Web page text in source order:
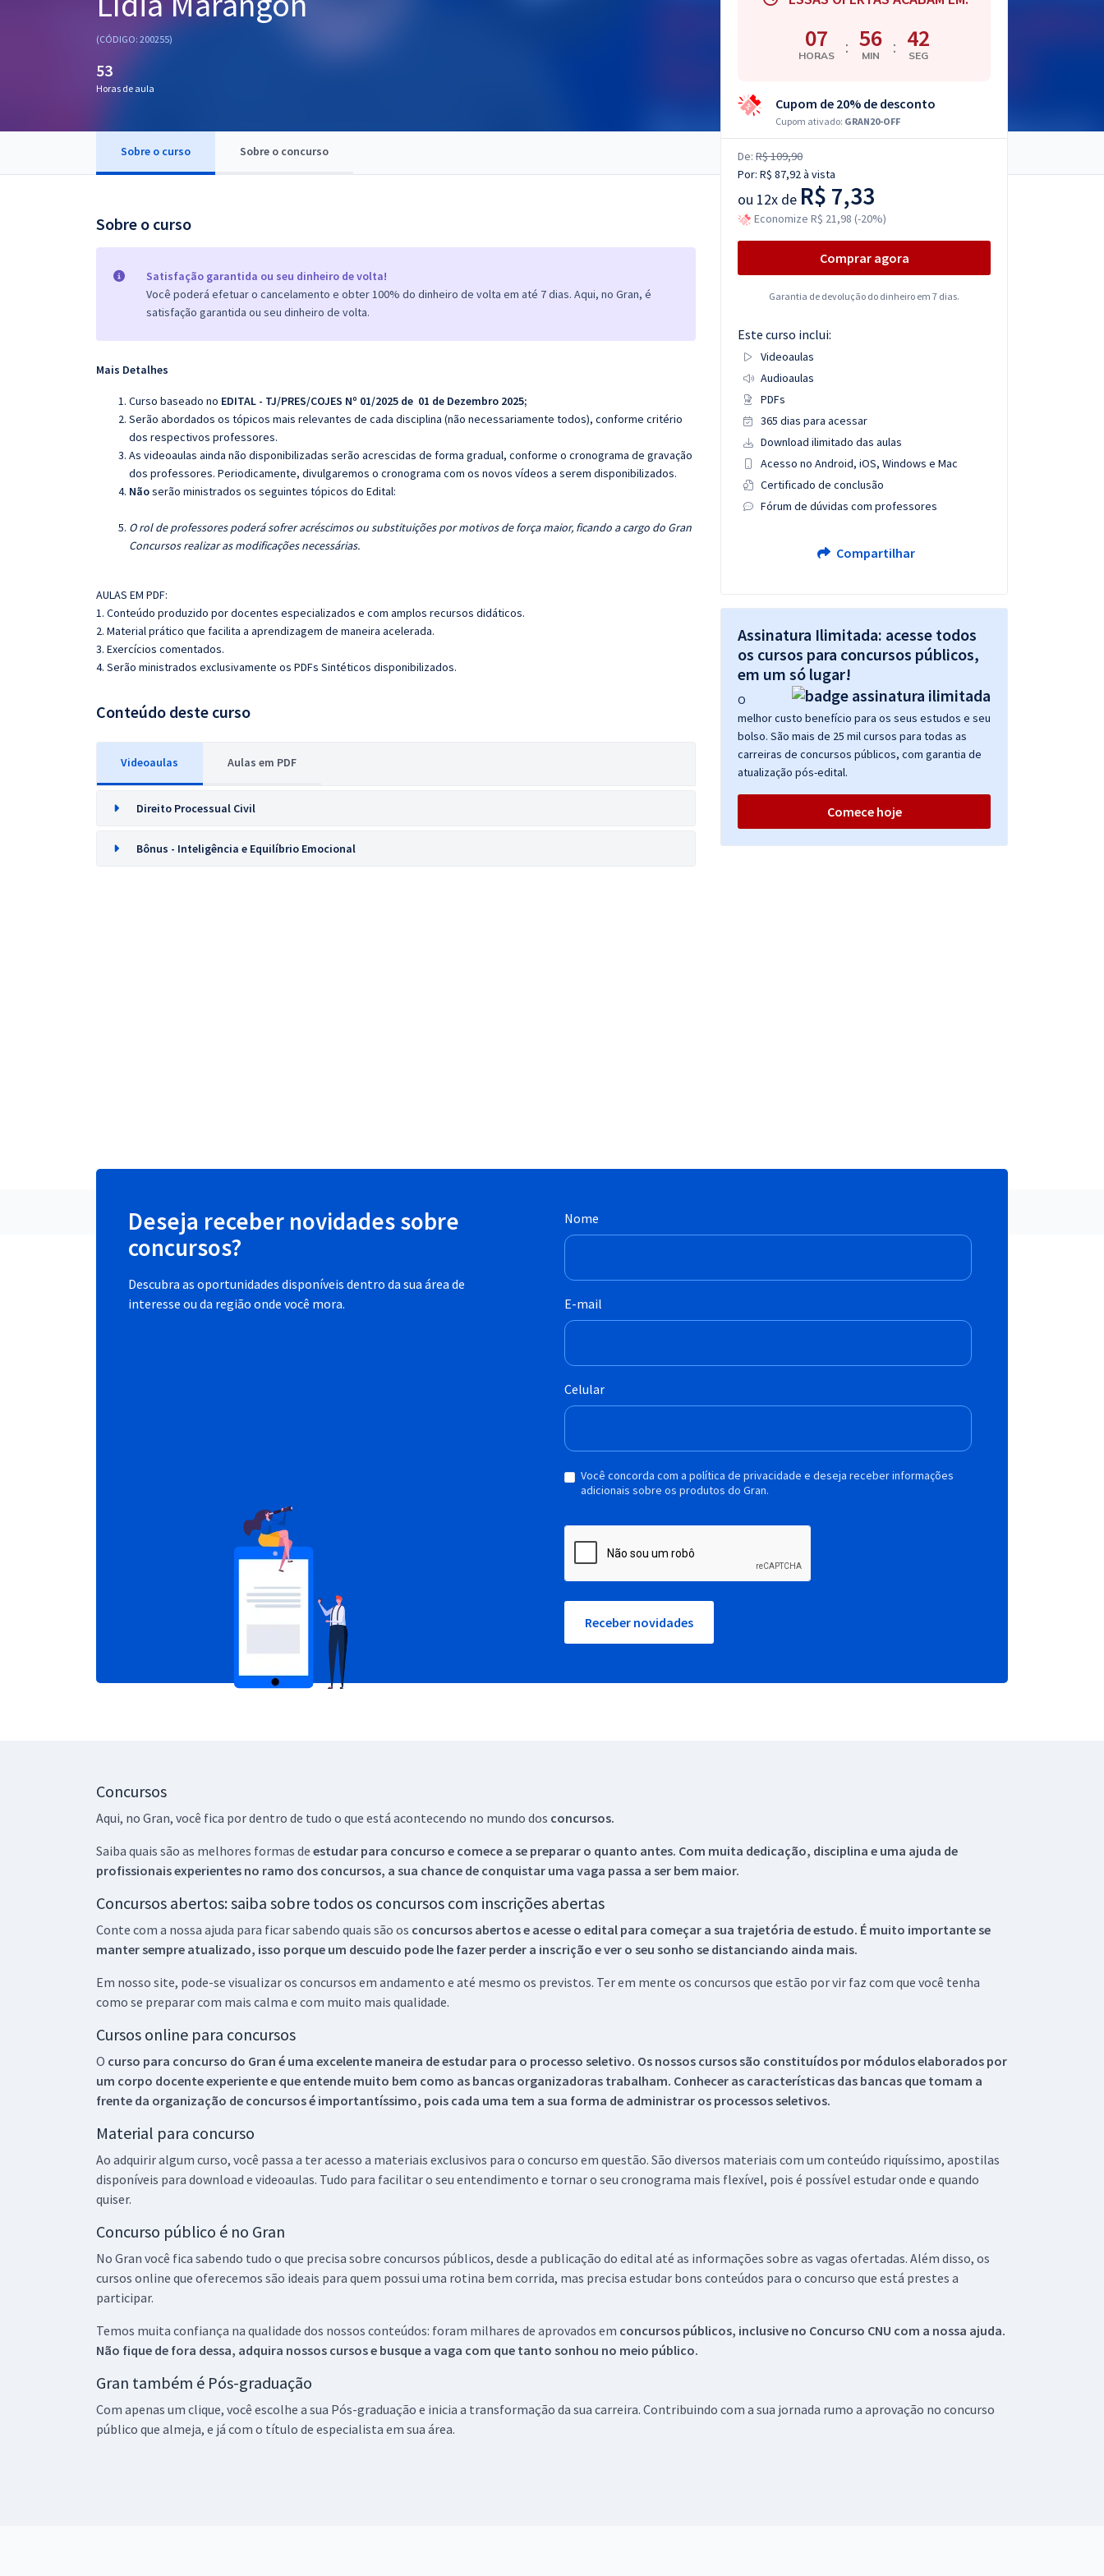
Questões grátis
(CÓDIGO: 200255)
53
Horas de aula
Sobre o curso Sobre o concurso
Sobre o curso
Satisfação garantida ou seu dinheiro de volta!
Você poderá efetuar o cancelamento e obter 100% do dinheiro de volta em até 7 dias. Aqui, no Gran, é
satisfação garantida ou seu dinheiro de volta.
Mais Detalhes
Curso baseado no EDITAL - TJ/PRES/COJES Nº 01/2025 de 01 de Dezembro 2025;
Serão abordados os tópicos mais relevantes de cada disciplina (não necessariamente todos), conforme critério
dos respectivos professores.
As videoaulas ainda não disponibilizadas serão acrescidas de forma gradual, conforme o cronograma de gravação
dos professores. Periodicamente, divulgaremos o cronograma com os novos vídeos a serem disponibilizados.
Nãoserão ministrados os seguintes tópicos do Edital:
O rol de professores poderá sofrer acréscimos ou substituições por motivos de força maior, ficando a cargo do Gran
Concursos realizar as modificações necessárias.
AULAS EM PDF:
1. Conteúdo produzido por docentes especializados e com amplos recursos didáticos.
2. Material prático que facilita a aprendizagem de maneira acelerada.
3. Exercícios comentados.
4. Serão ministrados exclusivamente os PDFs Sintéticos disponibilizados.
Conteúdo deste curso
Videoaulas Aulas em PDF
Direito Processual Civil
Bônus - Inteligência e Equilíbrio Emocional
07
HORAS : 56
MIN : 41
SEG
Cupom de 20% de desconto
Cupom ativado: GRAN20-OFF
De: R$ 109,90
Por: R$ 87,92à vista
ou 12x de R$ 7,33
Economize R$ 21,98 (-20%)
Comprar agora
Garantia de devolução do dinheiro em 7 dias.
Este curso inclui:
Videoaulas
Audioaulas
PDFs
365 dias para acessar
Download ilimitado das aulas
Acesso no Android, iOS, Windows e Mac
Certificado de conclusão
Fórum de dúvidas com professores
Compartilhar
Assinatura Ilimitada: acesse todos
os cursos para concursos públicos,
em um só lugar!
O
melhor custo benefício para os seus estudos e seu
bolso. São mais de 25 mil cursos para todas as
carreiras de concursos públicos, com garantia de
atualização pós-edital.
Comece hoje
Deseja receber novidades sobre
concursos?
Descubra as oportunidades disponíveis dentro da sua área de
interesse ou da região onde você mora.
Nome
E-mail
Celular
Você concorda com a política de privacidade e deseja receber informações
adicionais sobre os produtos do Gran.
Receber novidades
Concursos
Aqui, no Gran, você fica por dentro de tudo o que está acontecendo no mundo dos concursos.
Saiba quais são as melhores formas de estudar para concurso e comece a se preparar o quanto antes. Com muita dedicação, disciplina e uma ajuda de
profissionais experientes no ramo dos concursos, a sua chance de conquistar uma vaga passa a ser bem maior.
Concursos abertos: saiba sobre todos os concursos com inscrições abertas
Conte com a nossa ajuda para ficar sabendo quais são os concursos abertos e acesse o edital para começar a sua trajetória de estudo. É muito importante se
manter sempre atualizado, isso porque um descuido pode lhe fazer perder a inscrição e ver o seu sonho se distanciando ainda mais.
Em nosso site, pode-se visualizar os concursos em andamento e até mesmo os previstos. Ter em mente os concursos que estão por vir faz com que você tenha
como se preparar com mais calma e com muito mais qualidade.
Cursos online para concursos
O curso para concurso do Gran é uma excelente maneira de estudar para o processo seletivo. Os nossos cursos são constituídos por módulos elaborados por
um corpo docente experiente e que entende muito bem como as bancas organizadoras trabalham. Conhecer as características das bancas que tomam a
frente da organização de concursos é importantíssimo, pois cada uma tem a sua forma de administrar os processos seletivos.
Material para concurso
Ao adquirir algum curso, você passa a ter acesso a materiais exclusivos para o concurso em questão. São diversos materiais com um conteúdo riquíssimo, apostilas
disponíveis para download e videoaulas. Tudo para facilitar o seu entendimento e tornar o seu cronograma mais flexível, pois é possível estudar onde e quando
quiser.
Concurso público é no Gran
No Gran você fica sabendo tudo o que precisa sobre concursos públicos, desde a publicação do edital até as informações sobre as vagas ofertadas. Além disso, os
cursos online que oferecemos são ideais para quem possui uma rotina bem corrida, mas precisa estudar bons conteúdos para o concurso que está prestes a
participar.
Temos muita confiança na qualidade dos nossos conteúdos: foram milhares de aprovados em concursos públicos, inclusive no Concurso CNU com a nossa ajuda.
Não fique de fora dessa, adquira nossos cursos e busque a vaga com que tanto sonhou no meio público.
Gran também é Pós-graduação
Com apenas um clique, você escolhe a sua Pós-graduação e inicia a transformação da sua carreira. Contribuindo com a sua jornada rumo a aprovação no concurso
público que almeja, e já com o título de especialista em sua área.